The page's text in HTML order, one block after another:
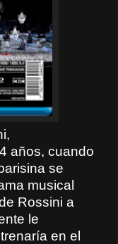
años, cuando
se
musical
Rossini a
le
en el